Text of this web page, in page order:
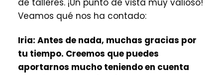
de talleres. ¡Un punto de vista muy valioso!
Veamos qué nos ha contado:
Iria: Antes de nada, muchas gracias por
tu tiempo. Creemos que puedes
aportarnos mucho teniendo en cuenta